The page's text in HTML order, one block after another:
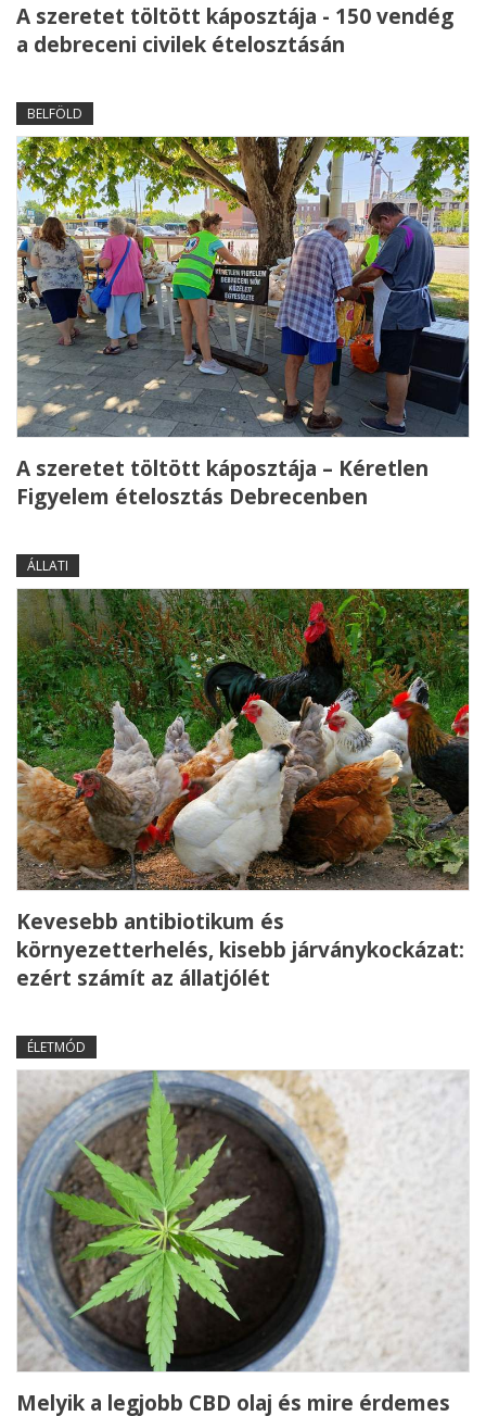
A szeretet töltött káposztája - 150 vendég
a debreceni civilek ételosztásán
BELFÖLD
A szeretet töltött káposztája – Kéretlen
Figyelem ételosztás Debrecenben
ÁLLATI
Kevesebb antibiotikum és
környezetterhelés, kisebb járványkockázat:
ezért számít az állatjólét
ÉLETMÓD
Melyik a legjobb CBD olaj és mire érdemes